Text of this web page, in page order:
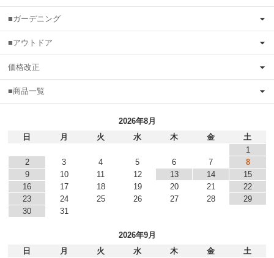
■ガーデニング
■アウトドア
価格改正
■商品一覧
2026年8月
日
月 火 水 木 金
土
1
2
3 4 5 6 7
8
9
10 11 12 13 14
15
16
17 18 19 20 21
22
23
24 25 26 27 28
29
30
31
2026年9月
日
月 火 水 木 金 土